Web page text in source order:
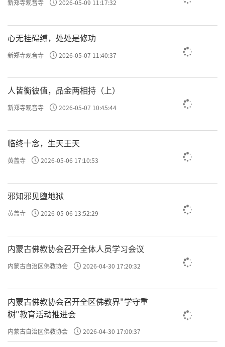
新郑寺观音寺 2026-05-09 11:17:32
心无挂碍缚，处处是修功
新郑寺观音寺 2026-05-07 11:40:37
人皆衡彼值，品金两相持（上）
新郑寺观音寺 2026-05-07 10:45:44
临终十念，生天王天
黄盖寺 2026-05-06 17:10:53
邪知邪见堕地狱
黄盖寺 2026-05-06 13:52:29
内蒙古佛教协会召开全体人员学习会议
内蒙古自治区佛教协会 2026-04-30 17:20:32
内蒙古佛教协会召开全区佛教界"学守重
树"教育活动推进会
内蒙古自治区佛教协会 2026-04-30 17:00:37